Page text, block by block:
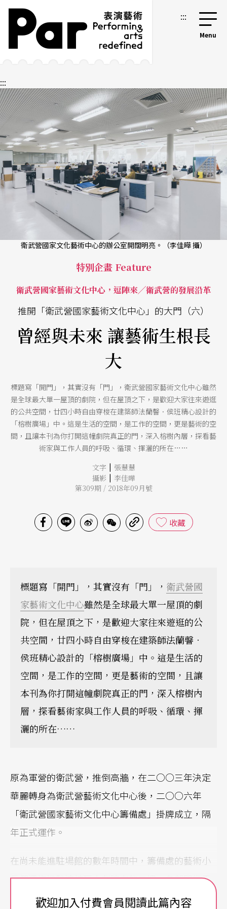
跳到主要內容區塊
網站導覽 :::
:::
衛武營國家文化藝術中心的辦公室開闊明亮。（李佳曄 攝）
特別企畫 Feature
衛武營國家藝術文化中心，逗陣來╱衛武營的發展沿革
推開「衛武營國家藝術文化中心」的大門（六）
曾經與未來 讓藝術生根長
大
標題寫「開門」，其實沒有「門」，衛武營國家藝術文化中心雖然
是全球最大單一屋頂的劇院，但在屋頂之下，是歡迎大家往來遊逛
的公共空間，廿四小時自由穿梭在建築師法蘭韾．侯班精心設計的
「榕樹廣場」中。這是生活的空間，是工作的空間，更是藝術的空
間，且讓本刊為你打開這幢劇院真正的門，深入榕樹內層，探看藝
術家與工作人員的呼吸、循環、揮灑的所在……
文字 | 張慧慧
攝影 | 李佳曄
第309期 / 2018年09月號
收藏
標題寫「開門」，其實沒有「門」， 衛武營國
家藝術文化中心雖然是全球最大單一屋頂的劇
院，但在屋頂之下，是歡迎大家往來遊逛的公
共空間，廿四小時自由穿梭在建築師法蘭韾．
侯班精心設計的「榕樹廣場」中。這是生活的
空間，是工作的空間，更是藝術的空間，且讓
本刊為你打開這幢劇院真正的門，深入榕樹內
層，探看藝術家與工作人員的呼吸、循環、揮
灑的所在……
原為軍營的衛武營，推倒高牆，在二○○三年決定
華麗轉身為衛武營藝術文化中心後，二○○六年
「衛武營國家藝術文化中心籌備處」掛牌成立，隔
年正式運作。
在尚未能進駐場館的數年時間中，籌備處的藝術小
兵們還沒進駐這棟巨大劇院中的二樓，各部門幾乎
沒有間隔的開放式時尚辦公室，也還尚未擁有這一
歡迎加入付費會員閱讀此篇內容